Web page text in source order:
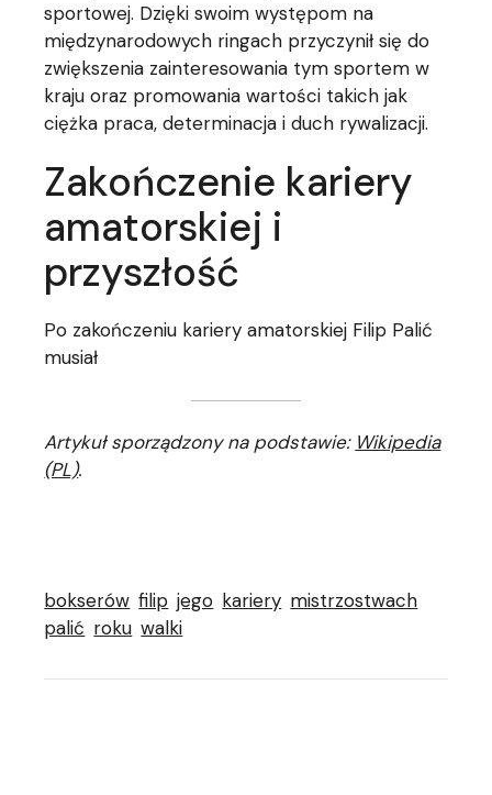
sportowej. Dzięki swoim występom na
międzynarodowych ringach przyczynił się do
zwiększenia zainteresowania tym sportem w
kraju oraz promowania wartości takich jak
ciężka praca, determinacja i duch rywalizacji.
Zakończenie kariery
amatorskiej i
przyszłość
Po zakończeniu kariery amatorskiej Filip Palić
musiał
Artykuł sporządzony na podstawie: Wikipedia
(PL).
bokserów filip jego kariery mistrzostwach
palić roku walki